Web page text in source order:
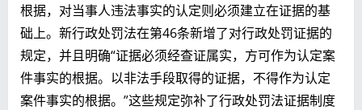
根据，对当事人违法事实的认定则必须建立在证据的基
础上。新行政处罚法在第46条新增了对行政处罚证据的
规定，并且明确“证据必须经查证属实，方可作为认定案
件事实的根据。以非法手段取得的证据，不得作为认定
案件事实的根据。”这些规定弥补了行政处罚法证据制度